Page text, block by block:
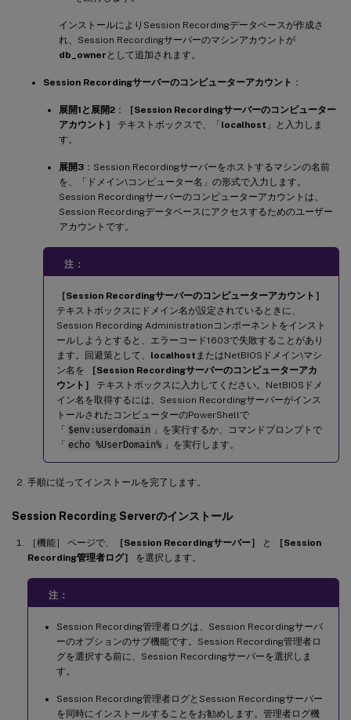
インストールによりSession Recordingデータベースが作成さ
れ、Session Recordingサーバーのマシンアカウントが
db_owner として追加されます。
Session Recordingサーバーのコンピューターアカウント ：
展開1と展開2 ：
［Session Recordingサーバーのコンピューター
アカウント］
テキストボックスで、「localhost 」と入力しま
す。
展開3 ：Session Recordingサーバーをホストするマシンの名前
を、「ドメイン\コンピューター名」の形式で入力します。
Session Recordingサーバーのコンピューターアカウントは、
Session Recordingデータベースにアクセスするためのユーザー
アカウントです。
注：
［Session Recordingサーバーのコンピューターアカウント］
テキストボックスにドメイン名が設定されているときに、
Session Recording Administrationコンポーネントをインスト
ールしようとすると、エラーコード1603で失敗することがあり
ます。回避策として、 localhost またはNetBIOSドメイン\マシ
ン名を
［Session Recordingサーバーのコンピューターアカ
ウント］
テキストボックスに入力してください。NetBIOSドメ
イン名を取得するには、Session Recordingサーバーがインス
トールされたコンピューターのPowerShellで
「 $env:userdomain 」を実行するか、コマンドプロンプトで
「 echo %UserDomain% 」を実行します。
手順に従ってインストールを完了します。
Session Recording Serverのインストール
［機能］ ページで、 ［Session Recordingサーバー］ と
［Session
Recording管理者ログ］
を選択します。
注：
Session Recording管理者ログは、Session Recordingサーバ
ーのオプションのサブ機能です。Session Recording管理者ロ
グを選択する前に、Session Recordingサーバーを選択しま
す。
Session Recording管理者ログとSession Recordingサーバー
を同時にインストールすることをお勧めします。管理者ログ機